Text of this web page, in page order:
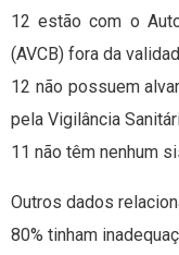
12 estão com o
(AVCB) fora da
12 não possuem
pela Vigilância
11 não têm nenhum
Outros dados
80% tinham